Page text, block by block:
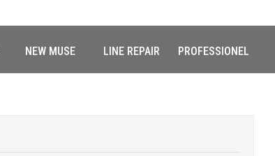
NEW MUSE LINE REPAIR PROFESSIONEL